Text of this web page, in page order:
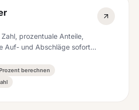
prozentuale Anteile,
Auf- und Abschläge sofort
berechnen